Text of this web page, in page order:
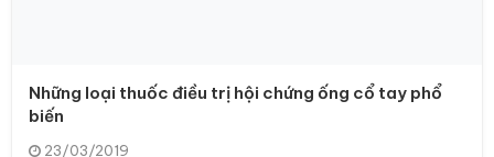
Những loại thuốc điều trị hội chứng ống cổ tay phổ
biến
23/03/2019